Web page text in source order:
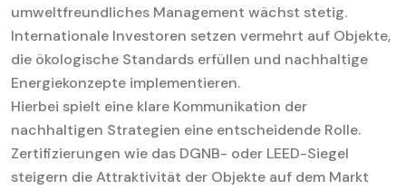
umweltfreundliches Management wächst stetig.
Internationale Investoren setzen vermehrt auf Objekte,
die ökologische Standards erfüllen und nachhaltige
Energiekonzepte implementieren.
Hierbei spielt eine klare Kommunikation der
nachhaltigen Strategien eine entscheidende Rolle.
Zertifizierungen wie das DGNB- oder LEED-Siegel
steigern die Attraktivität der Objekte auf dem Markt